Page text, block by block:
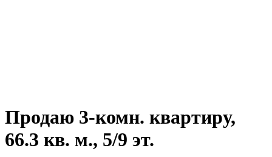
Продаю 3-комн. квартиру,
66.3 кв. м., 5/9 эт.